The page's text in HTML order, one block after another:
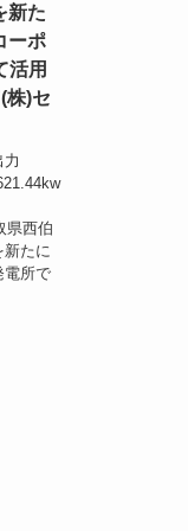
新た
ーポ
活用
株)セ
県西伯
たに
電所で